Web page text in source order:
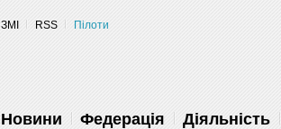
ЗМІ RSS Пілоти
Новини Федерація Діяльність